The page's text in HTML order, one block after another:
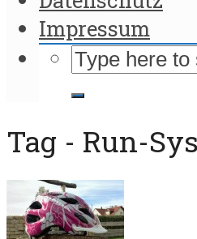
Impressum
Tag - Run-